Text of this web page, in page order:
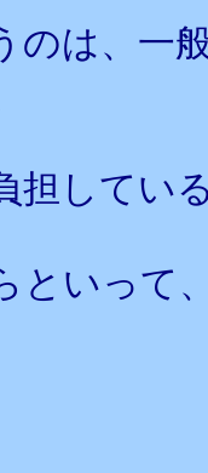
のは、一
担してい
といって